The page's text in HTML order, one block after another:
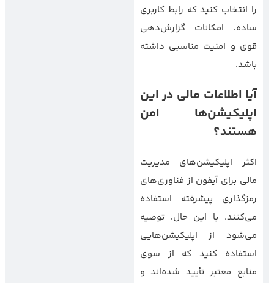
را انتخاب کنید که رابط کاربری
ساده، امکانات گزارش‌دهی
قوی و امنیت مناسبی داشته
باشد.
آیا اطلاعات مالی در این
اپلیکیشن‌ها امن
هستند؟
اکثر اپلیکیشن‌های مدیریت
مالی برای آیفون از فناوری‌های
رمزگذاری پیشرفته استفاده
می‌کنند. با این حال، توصیه
می‌شود از اپلیکیشن‌هایی
استفاده کنید که از سوی
منابع معتبر تأیید شده‌اند و